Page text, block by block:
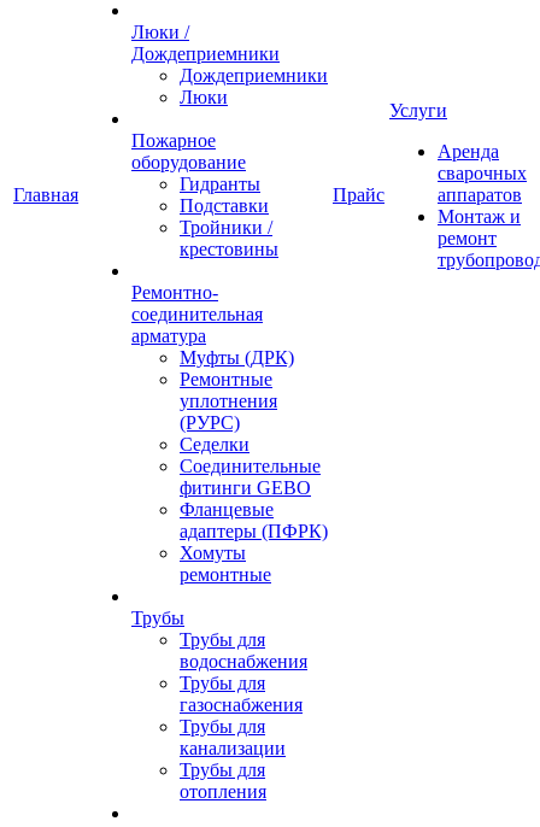
Главная
Люки /
Дождеприемники
Дождеприемники
Люки
Пожарное
оборудование
Гидранты
Подставки
Тройники /
крестовины
Ремонтно-
соединительная
арматура
Муфты (ДРК)
Ремонтные
уплотнения
(РУРС)
Седелки
Соединительные
фитинги GEBO
Фланцевые
адаптеры (ПФРК)
Хомуты
ремонтные
Трубы
Трубы для
водоснабжения
Трубы для
газоснабжения
Трубы для
канализации
Трубы для
отопления
Прайс
Услуги
Аренда
сварочных
аппаратов
Монтаж и
ремонт